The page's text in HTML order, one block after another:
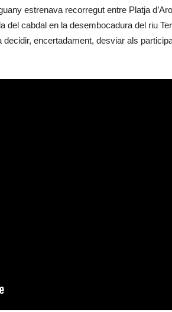
estrenava recorregut entre Platja
del cabdal en la desembocadura del riu
encertadament, desviar als